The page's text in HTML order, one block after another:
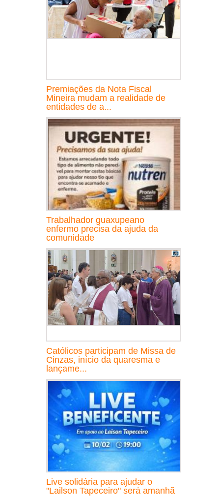
Premiações da Nota Fiscal
Mineira mudam a realidade de
entidades de a...
Trabalhador guaxupeano
enfermo precisa da ajuda da
comunidade
Católicos participam de Missa de
Cinzas, início da quaresma e
lançame...
Live solidária para ajudar o
"Lailson Tapeceiro" será amanhã